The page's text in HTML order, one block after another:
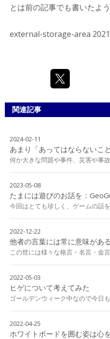
とは前の記事でも書いたよ
external-storage-area
関連記事
2024-02-11
あまり「あってはならないこ
何か大きな問題や事件、災害や事
2023-05-08
たまには遊びのお話を：
今回はとても珍しく、ゲームの話
2022-12-22
他者の言葉には常に意味がある
この世には様々な格言・名言・金
2022-05-03
ヒゲについて考えてみた
ゴールデンウィーク中なので今日
2022-04-25
ホワイトボードを囲む姿は心